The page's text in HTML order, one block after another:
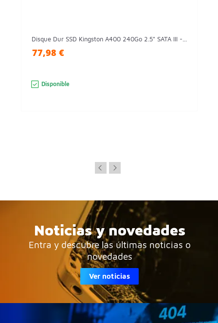
Disque Dur SSD Kingston A400 240Go 2.5" SATA III -...
77,98 €
Disponible
Noticias y novedades
Entra y descubre las últimas noticias o
novedades
Ver noticias